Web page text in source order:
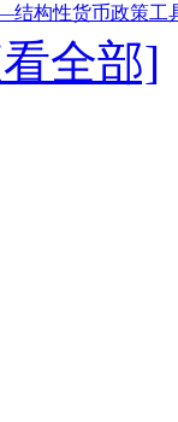
结构性货币政策工
全部]